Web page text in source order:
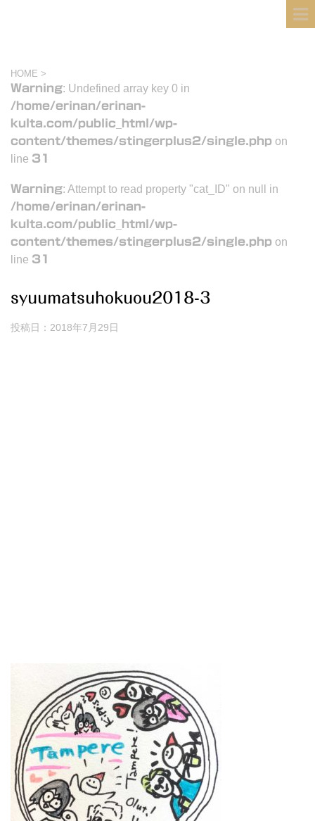
HOME >
Warning: Undefined array key 0 in
/home/erinan/erinan-
kulta.com/public_html/wp-
content/themes/stingerplus2/single.php on
line 31
Warning: Attempt to read property "cat_ID" on null in
/home/erinan/erinan-
kulta.com/public_html/wp-
content/themes/stingerplus2/single.php on
line 31
syuumatsuhokuou2018-3
投稿日： 2018年7月29日